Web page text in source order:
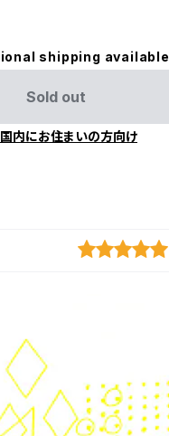
shipping available
Sold out
内にお住まいの方向け